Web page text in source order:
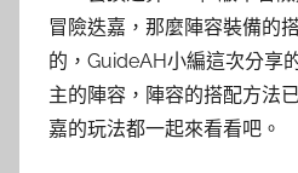
冒險迭嘉，那麼陣容裝備的
的，GuideAH小編這次分享
主的陣容，陣容的搭配方法
嘉的玩法都一起來看看吧。